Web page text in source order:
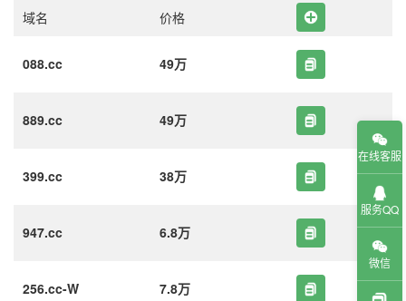
域名 价格
088.cc 49万
889.cc 49万
399.cc 38万
947.cc 6.8万
256.cc-W 7.8万
在线客服
服务QQ
微信